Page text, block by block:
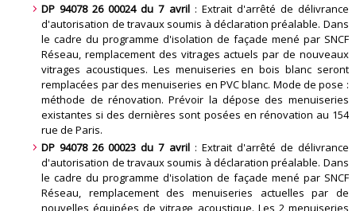
DP 94078 26 00024 du 7 avril : Extrait d'arrêté de délivrance
d'autorisation de travaux soumis à déclaration préalable. Dans
le cadre du programme d'isolation de façade mené par SNCF
Réseau, remplacement des vitrages actuels par de nouveaux
vitrages acoustiques. Les menuiseries en bois blanc seront
remplacées par des menuiseries en PVC blanc. Mode de pose :
méthode de rénovation. Prévoir la dépose des menuiseries
existantes si des dernières sont posées en rénovation au 154
rue de Paris.
DP 94078 26 00023 du 7 avril : Extrait d'arrêté de délivrance
d'autorisation de travaux soumis à déclaration préalable. Dans
le cadre du programme d'isolation de façade mené par SNCF
Réseau, remplacement des menuiseries actuelles par de
nouvelles équipées de vitrage acoustique. Les 2 menuiseries